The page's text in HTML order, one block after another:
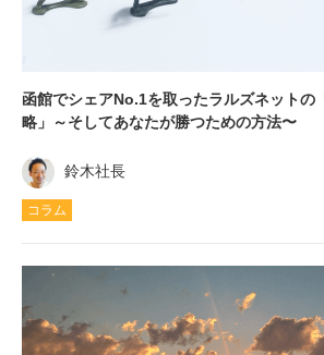
函館でシェアNo.1を取ったラルズネットの
略」～そしてあなたが勝つための方法〜
鈴木社長
コラム